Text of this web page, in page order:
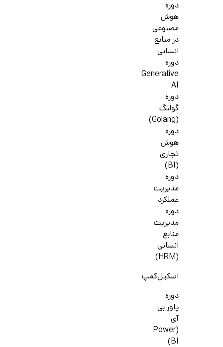
دوره
هوش
مصنوعی
در منابع
انسانی
دوره
Generative
AI
دوره
گولنگ
(Golang)
دوره
هوش
تجاری
(BI)
دوره
مدیریت
عملکرد
دوره
مدیریت
منابع
انسانی
(HRM)
اسکیل‌کمپ
دوره
پاور بی
آی
(Power
BI)